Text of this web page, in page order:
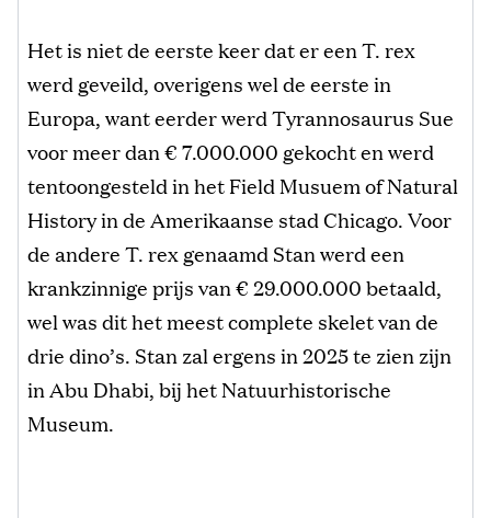
Het is niet de eerste keer dat er een T. rex
werd geveild, overigens wel de eerste in
Europa, want eerder werd Tyrannosaurus Sue
voor meer dan € 7.000.000 gekocht en werd
tentoongesteld in het Field Musuem of Natural
History in de Amerikaanse stad Chicago. Voor
de andere T. rex genaamd Stan werd een
krankzinnige prijs van € 29.000.000 betaald,
wel was dit het meest complete skelet van de
drie dino’s. Stan zal ergens in 2025 te zien zijn
in Abu Dhabi, bij het Natuurhistorische
Museum.